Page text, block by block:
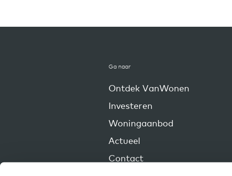
Ga naar
Ontdek VanWonen
Investeren
Woningaanbod
Actueel
Contact